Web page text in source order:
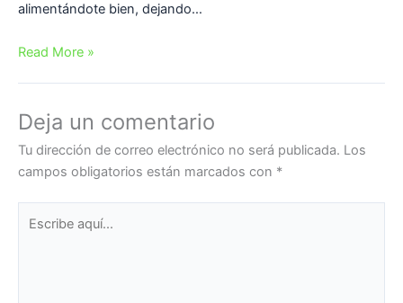
alimentándote bien, dejando…
Read More »
Deja un comentario
Tu dirección de correo electrónico no será publicada. Los
campos obligatorios están marcados con *
aquí...